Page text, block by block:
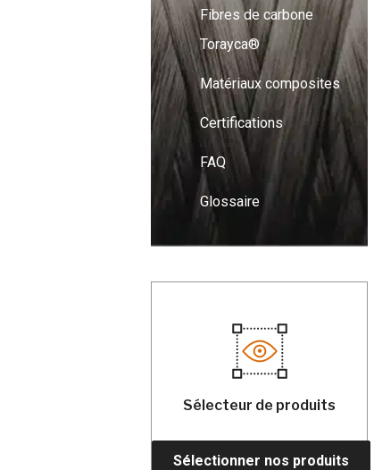
Fibres de carbone
Torayca®
Matériaux composites
Certifications
FAQ
Glossaire
Sélecteur de produits
Sélectionner nos produits